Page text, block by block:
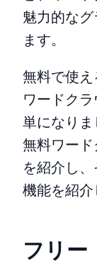
魅力的な
ます。
無料で使え
ワードク
単になり
無料ワード
を紹介し
機能を紹介
フリー